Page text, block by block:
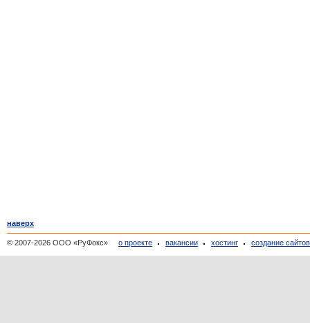
наверх
© 2007-2026 ООО «РуФокс» о проекте вакансии хостинг создание сайтов